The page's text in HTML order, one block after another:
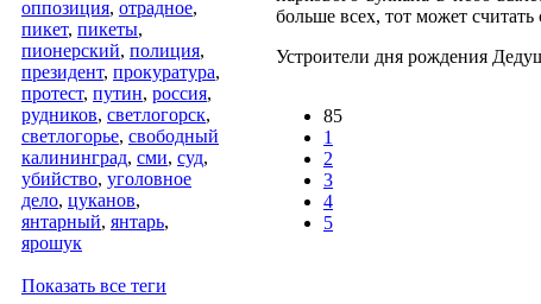
оппозиция, отрадное,
пикет, пикеты,
пионерский, полиция,
президент, прокуратура,
протест, путин, россия,
рудников, светлогорск,
светлогорье, свободный
калининград, сми, суд,
убийство, уголовное
дело, цуканов,
янтарный, янтарь,
ярошук
Показать все теги
больше всех, тот может
Устроители дня рождения
85
1
2
3
4
5